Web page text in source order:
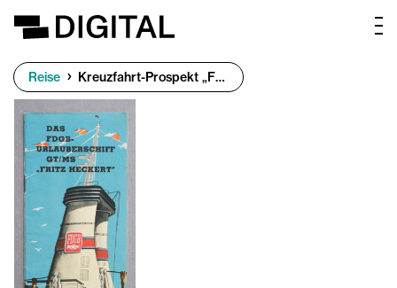
Reise Kreuzfahrt-Prospekt „Fritz Heckert“